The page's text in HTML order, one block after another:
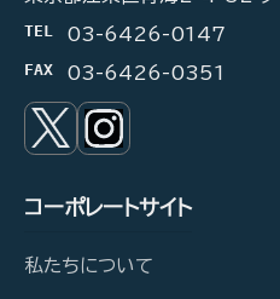
TEL 03-6426-0147
FAX 03-6426-0351
コーポレートサイト
私たちについて